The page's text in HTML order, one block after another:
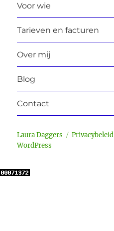
Voor wie
Tarieven en facturen
Over mij
Blog
Contact
Laura Daggers Privacybeleid
WordPress